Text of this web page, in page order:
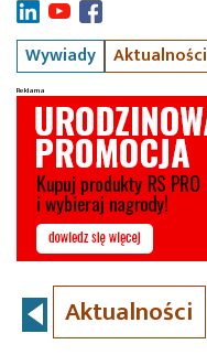
Wywiady Aktualności
Aktualności